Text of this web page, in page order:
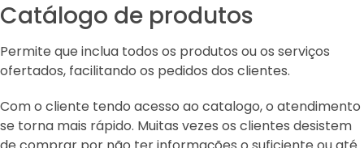
Catálogo de produtos
Permite que inclua todos os produtos ou os serviços
ofertados, facilitando os pedidos dos clientes.
Com o cliente tendo acesso ao catalogo, o atendimento
se torna mais rápido. Muitas vezes os clientes desistem